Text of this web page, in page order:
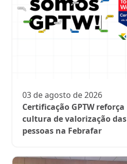
03 de agosto de 2026
Certificação GPTW reforça
cultura de valorização das
pessoas na Febrafar